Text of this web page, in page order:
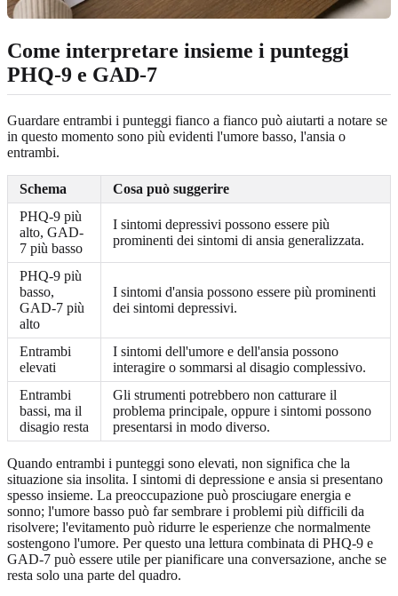
Come interpretare insieme i punteggi
PHQ-9 e GAD-7
Guardare entrambi i punteggi fianco a fianco può aiutarti a notare se
in questo momento sono più evidenti l'umore basso, l'ansia o
entrambi.
Schema
Cosa può suggerire
PHQ-9 più
alto, GAD-
7 più basso
I sintomi depressivi possono essere più
prominenti dei sintomi di ansia generalizzata.
PHQ-9 più
basso,
GAD-7 più
alto
I sintomi d'ansia possono essere più prominenti
dei sintomi depressivi.
Entrambi
elevati
I sintomi dell'umore e dell'ansia possono
interagire o sommarsi al disagio complessivo.
Entrambi
bassi, ma il
disagio resta
Gli strumenti potrebbero non catturare il
problema principale, oppure i sintomi possono
presentarsi in modo diverso.
Quando entrambi i punteggi sono elevati, non significa che la
situazione sia insolita. I sintomi di depressione e ansia si presentano
spesso insieme. La preoccupazione può prosciugare energia e
sonno; l'umore basso può far sembrare i problemi più difficili da
risolvere; l'evitamento può ridurre le esperienze che normalmente
sostengono l'umore. Per questo una lettura combinata di PHQ-9 e
GAD-7 può essere utile per pianificare una conversazione, anche se
resta solo una parte del quadro.